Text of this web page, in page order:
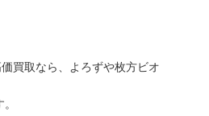
買取なら、よろずや枚方ビオ